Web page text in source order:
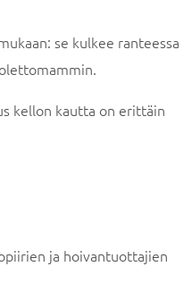
se kulkee ranteessa
kellon kautta on erittäin
ja hoivantuottajien